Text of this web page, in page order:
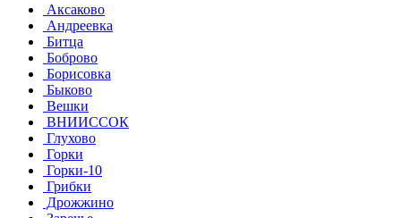
Аксаково
Андреевка
Битца
Боброво
Борисовка
Быково
Вешки
ВНИИССОК
Глухово
Горки
Горки-10
Грибки
Дрожжино